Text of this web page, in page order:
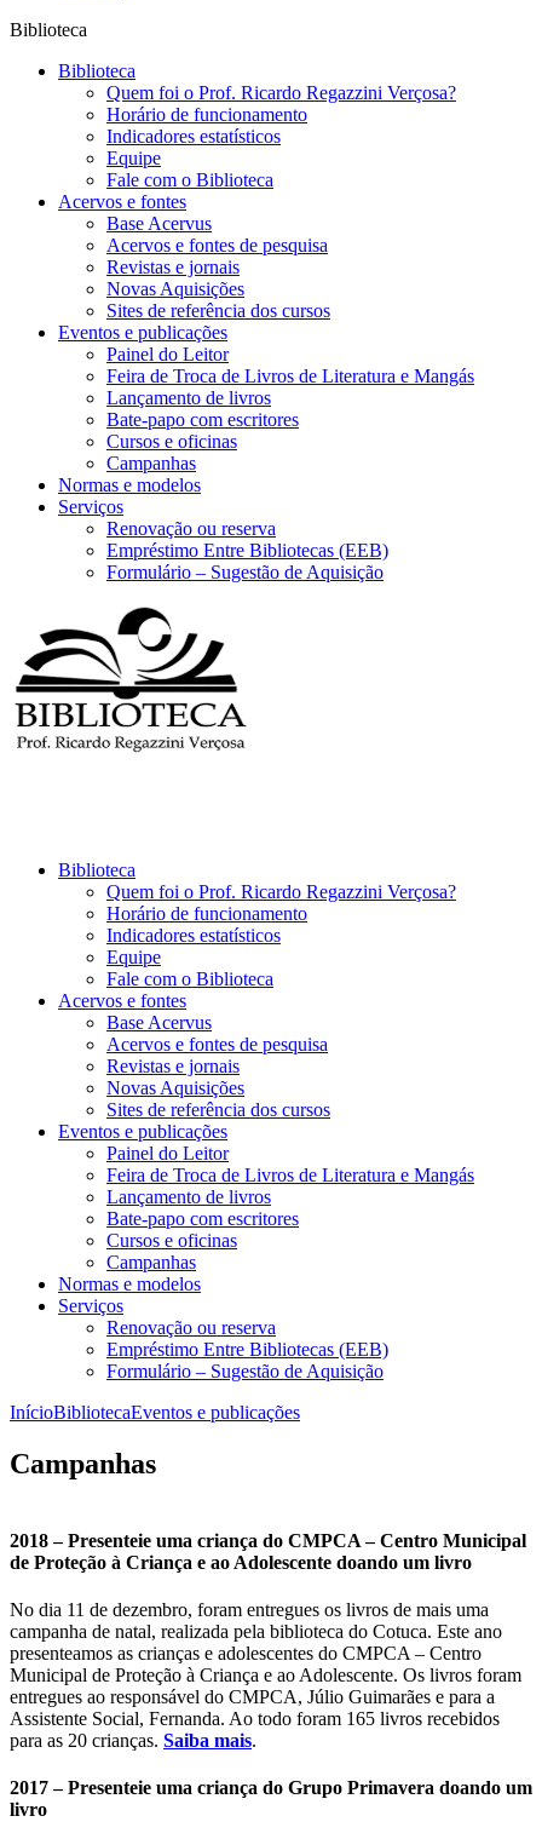
Biblioteca
Biblioteca
Quem foi o Prof. Ricardo Regazzini Verçosa?
Horário de funcionamento
Indicadores estatísticos
Equipe
Fale com o Biblioteca
Acervos e fontes
Base Acervus
Acervos e fontes de pesquisa
Revistas e jornais
Novas Aquisições
Sites de referência dos cursos
Eventos e publicações
Painel do Leitor
Feira de Troca de Livros de Literatura e Mangás
Lançamento de livros
Bate-papo com escritores
Cursos e oficinas
Campanhas
Normas e modelos
Serviços
Renovação ou reserva
Empréstimo Entre Bibliotecas (EEB)
Formulário – Sugestão de Aquisição
Biblioteca
Quem foi o Prof. Ricardo Regazzini Verçosa?
Horário de funcionamento
Indicadores estatísticos
Equipe
Fale com o Biblioteca
Acervos e fontes
Base Acervus
Acervos e fontes de pesquisa
Revistas e jornais
Novas Aquisições
Sites de referência dos cursos
Eventos e publicações
Painel do Leitor
Feira de Troca de Livros de Literatura e Mangás
Lançamento de livros
Bate-papo com escritores
Cursos e oficinas
Campanhas
Normas e modelos
Serviços
Renovação ou reserva
Empréstimo Entre Bibliotecas (EEB)
Formulário – Sugestão de Aquisição
InícioBibliotecaEventos e publicações
Campanhas
2018 – Presenteie uma criança do CMPCA – Centro Municipal
de Proteção à Criança e ao Adolescente doando um livro
No dia 11 de dezembro, foram entregues os livros de mais uma
campanha de natal, realizada pela biblioteca do Cotuca. Este ano
presenteamos as crianças e adolescentes do CMPCA – Centro
Municipal de Proteção à Criança e ao Adolescente. Os livros foram
entregues ao responsável do CMPCA, Júlio Guimarães e para a
Assistente Social, Fernanda. Ao todo foram 165 livros recebidos
para as 20 crianças. Saiba mais.
2017 – Presenteie uma criança do Grupo Primavera doando um
livro